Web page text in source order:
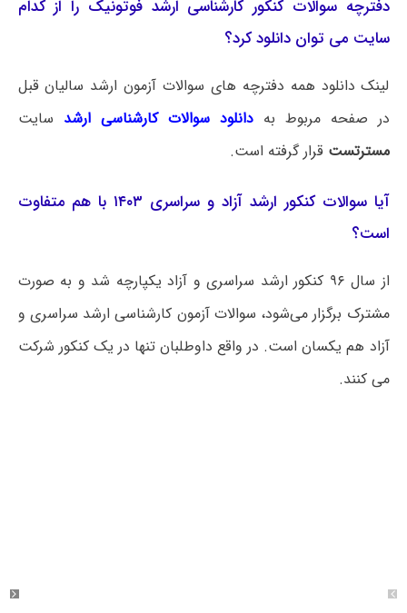
دفترچه سوالات کنکور کارشناسی ارشد فوتونیک را از کدام
سایت می توان دانلود کرد؟
لینک دانلود همه دفترچه های سوالات آزمون ارشد سالیان قبل
در صفحه مربوط به دانلود سوالات کارشناسی ارشد سایت
مسترتست قرار گرفته است.
آیا سوالات کنکور ارشد آزاد و سراسری ۱۴۰۳ با هم متفاوت
است؟
از سال ۹۶ کنکور ارشد سراسری و آزاد یکپارچه شد و به صورت
مشترک برگزار می‌شود، سوالات آزمون کارشناسی ارشد سراسری و
آزاد هم یکسان است. در واقع داوطلبان تنها در یک کنکور شرکت
می کنند.